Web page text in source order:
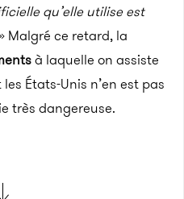
qu’elle utilise est
Malgré ce retard, la
à laquelle on assiste
États-Unis n’en est pas
très dangereuse.